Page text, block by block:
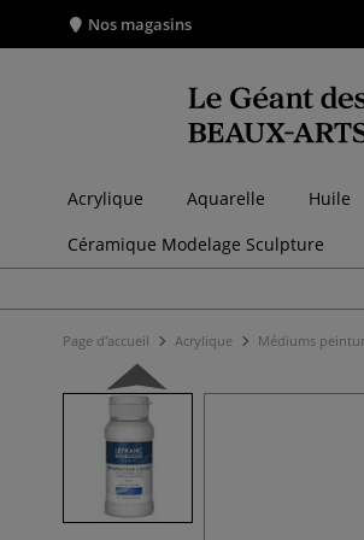
Nos magasins
Acrylique Aquarelle Huile
Céramique Modelage Sculpture
Page d'accueil Acrylique Médiums